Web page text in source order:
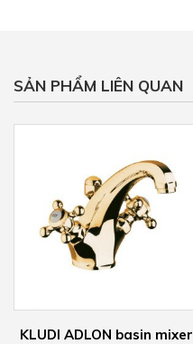
SẢN PHẨM LIÊN QUAN
basin mixer
KLUDI